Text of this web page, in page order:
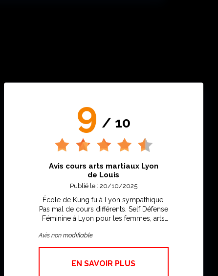
9 / 10
Avis cours arts martiaux Lyon
de Louis
Publié le : 20/10/2025
École de Kung fu à Lyon sympathique.
Pas mal de cours différents. Self Défense
Féminine à Lyon pour les femmes, arts
Avis non modifiable
EN SAVOIR PLUS